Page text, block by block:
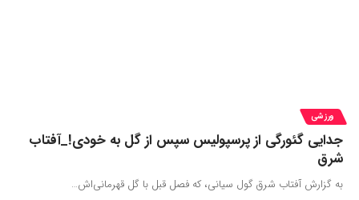
ورزشی
جدایی گئورگی از پرسپولیس سپس از گل به خودی!_آفتاب
شرق
به گزارش آفتاب شرق گول سیانی، که فصل قبل با گل قهرمانی‌اش…